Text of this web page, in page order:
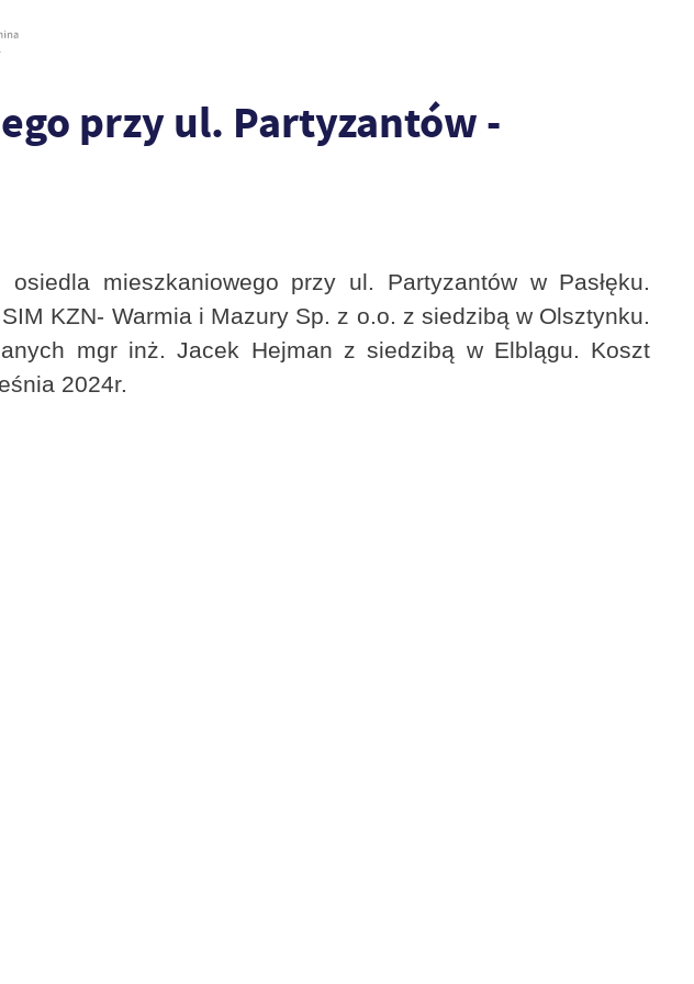
przy ul. Partyzantów -
mieszkaniowego przy ul. Partyzantów w Pasłęku.
KZN- Warmia i Mazury Sp. z o.o. z siedzibą w Olsztynku.
mgr inż. Jacek Hejman z siedzibą w Elblągu. Koszt
2024r.